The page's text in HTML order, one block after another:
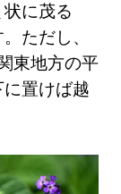
状に茂る
ただし、
東地方の平
置けば越